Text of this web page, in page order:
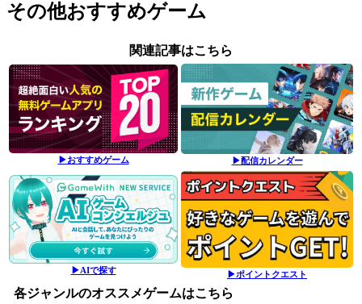
その他おすすめゲーム
関連記事はこちら
▶おすすめゲーム ▶配信カレンダー
▶AIで探す ▶ポイントクエスト
各ジャンルのオススメゲームはこちら